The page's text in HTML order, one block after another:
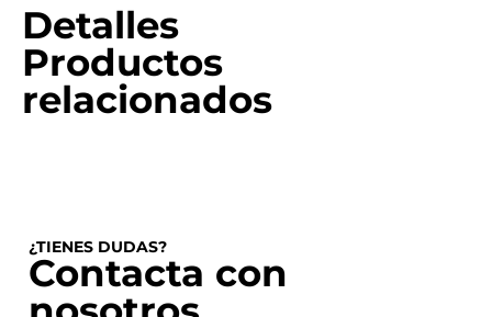
Detalles
Productos
relacionados
¿TIENES DUDAS?
Contacta con